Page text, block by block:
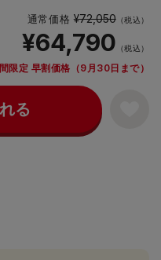
通常価格¥72,050（税込）
¥64,790 （税込）
限定 早割価格（9月30日まで）
る